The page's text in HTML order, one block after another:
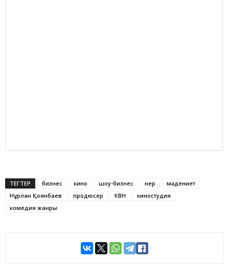
ТЕГТЕР бизнес кино шоу-бизнес өнер
мәдениет
Нұрлан Қоянбаев
продюсер КВН
киностудия
комедия жанры